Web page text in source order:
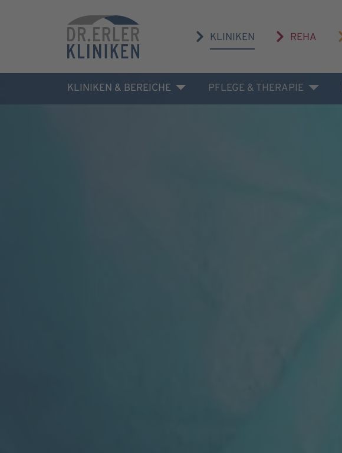
KLINIKEN REHA
KLINIKEN & BEREICHE PFLEGE & THERAPIE